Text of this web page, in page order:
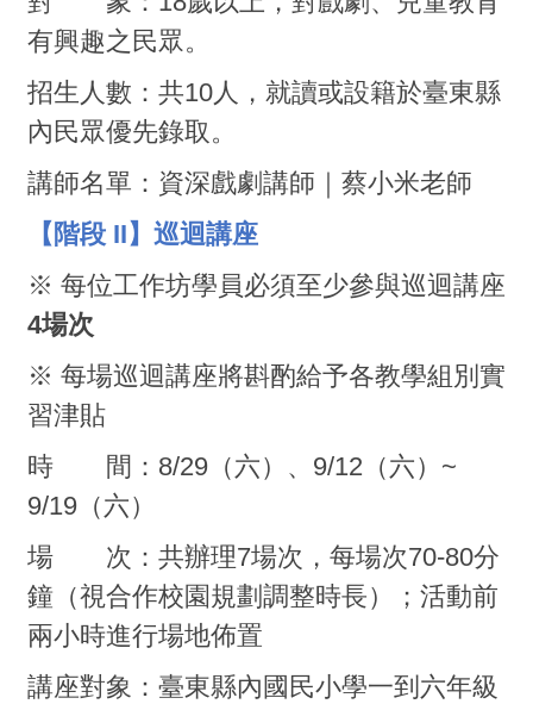
有興趣之民眾。
招生人數：共10人，就讀或設籍於臺東縣
內民眾優先錄取。
講師名單：資深戲劇講師｜蔡小米老師
【階段 II】巡迴講座
※ 每位工作坊學員必須至少參與巡迴講座
4場次
※ 每場巡迴講座將斟酌給予各教學組別實
習津貼
時 間：8/29（六）、9/12（六）~
9/19（六）
場 次：共辦理7場次，每場次70-80分
鐘（視合作校園規劃調整時長）；活動前
兩小時進行場地佈置
講座對象：臺東縣內國民小學一到六年級